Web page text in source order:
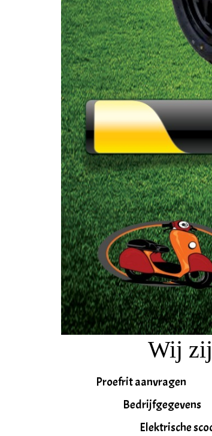
Wij
Proefrit aanvragen
Bedrijfgegevens
Elektrische